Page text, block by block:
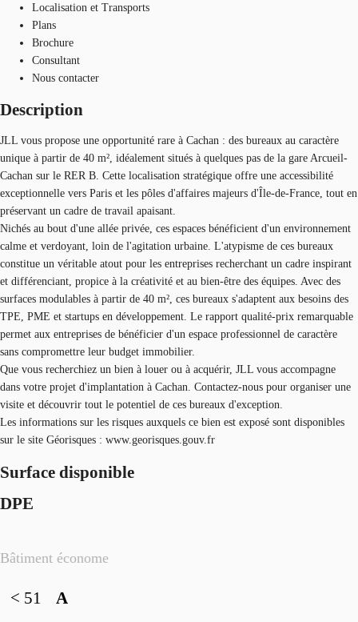
Localisation et Transports
Plans
Brochure
Consultant
Nous contacter
Description
JLL vous propose une opportunité rare à Cachan : des bureaux au caractère
unique à partir de 40 m², idéalement situés à quelques pas de la gare Arcueil-
Cachan sur le RER B. Cette localisation stratégique offre une accessibilité
exceptionnelle vers Paris et les pôles d'affaires majeurs d'Île-de-France, tout en
préservant un cadre de travail apaisant.
Nichés au bout d'une allée privée, ces espaces bénéficient d'un environnement
calme et verdoyant, loin de l'agitation urbaine. L'atypisme de ces bureaux
constitue un véritable atout pour les entreprises recherchant un cadre inspirant
et différenciant, propice à la créativité et au bien-être des équipes. Avec des
surfaces modulables à partir de 40 m², ces bureaux s'adaptent aux besoins des
TPE, PME et startups en développement. Le rapport qualité-prix remarquable
permet aux entreprises de bénéficier d'un espace professionnel de caractère
sans compromettre leur budget immobilier.
Que vous recherchiez un bien à louer ou à acquérir, JLL vous accompagne
dans votre projet d'implantation à Cachan. Contactez-nous pour organiser une
visite et découvrir tout le potentiel de ces bureaux d'exception.
Les informations sur les risques auxquels ce bien est exposé sont disponibles
sur le site Géorisques : www.georisques.gouv.fr
Surface disponible
DPE
Bâtiment économe
A
< 51